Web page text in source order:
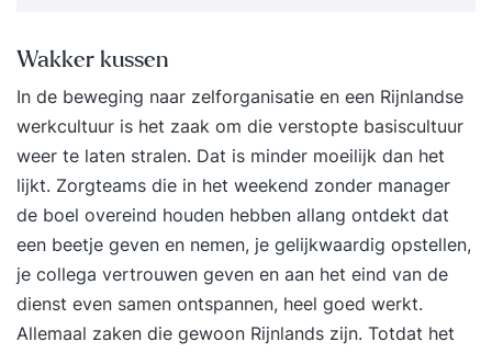
Wakker kussen
In de beweging naar zelforganisatie en een Rijnlandse
werkcultuur is het zaak om die verstopte basiscultuur
weer te laten stralen. Dat is minder moeilijk dan het
lijkt. Zorgteams die in het weekend zonder manager
de boel overeind houden hebben allang ontdekt dat
een beetje geven en nemen, je gelijkwaardig opstellen,
je collega vertrouwen geven en aan het eind van de
dienst even samen ontspannen, heel goed werkt.
Allemaal zaken die gewoon Rijnlands zijn. Totdat het